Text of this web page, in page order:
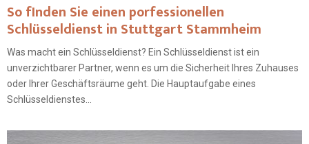
So fInden Sie einen porfessionellen
Schlüsseldienst in Stuttgart Stammheim
Was macht ein Schlüsseldienst? Ein Schlüsseldienst ist ein
unverzichtbarer Partner, wenn es um die Sicherheit Ihres Zuhauses
oder Ihrer Geschäftsräume geht. Die Hauptaufgabe eines
Schlüsseldienstes...